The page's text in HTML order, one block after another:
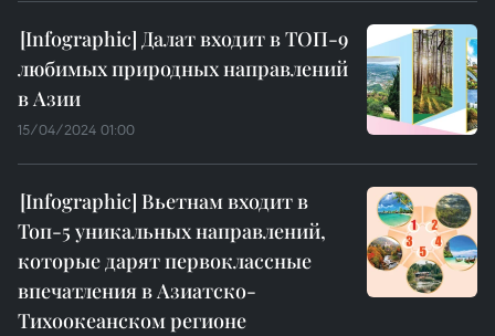
Далат входит в ТОП-9
любимых природных направлений
в Азии
15/04/2024 01:00
Вьетнам входит в
Топ-5 уникальных направлений,
которые дарят первоклассные
впечатления в Азиатско-
Тихоокеанском регионе